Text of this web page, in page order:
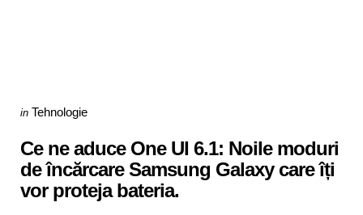
Categories
Posted
in Tehnologie
Ce ne aduce One UI 6.1: Noile moduri
de încărcare Samsung Galaxy care îți
vor proteja bateria.